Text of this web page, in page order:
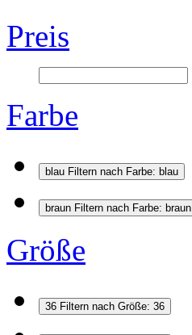
Preis
Farbe
blau Filtern nach Farbe: blau
braun Filtern nach Farbe: braun
Größe
36 Filtern nach Größe: 36